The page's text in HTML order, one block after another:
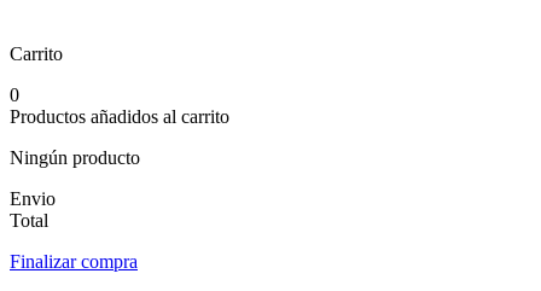
Carrito
0
Productos añadidos al carrito
Ningún producto
Envio
Total
Finalizar compra